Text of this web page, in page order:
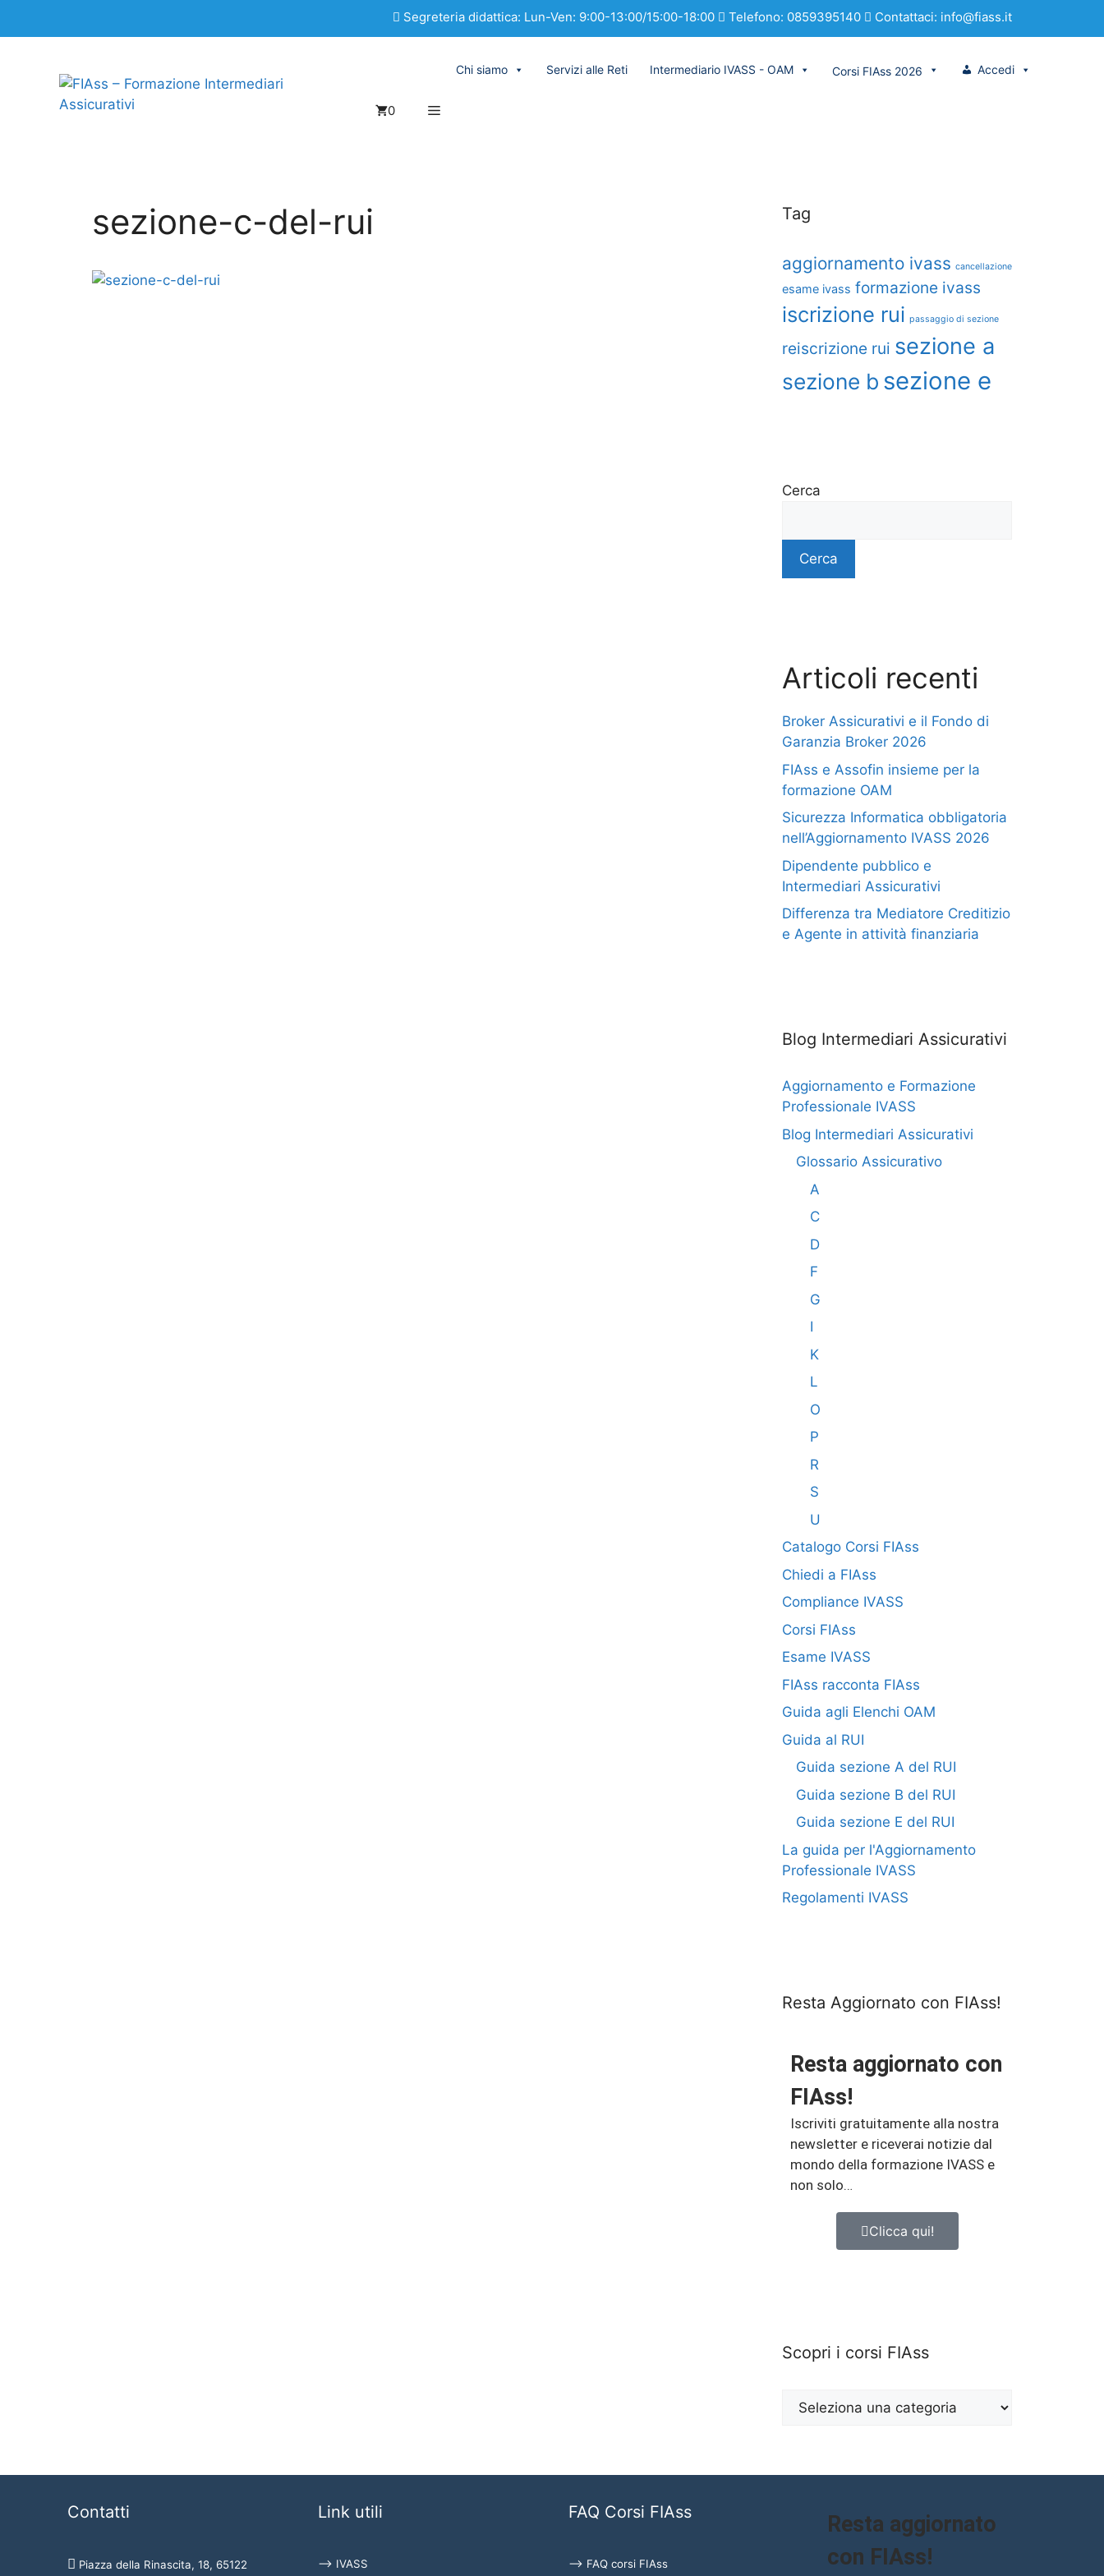
Segreteria didattica: Lun-Ven: 9:00-13:00/15:00-18:00 Telefono: 0859395140 Contattaci: info@fiass.it
Chi siamo Servizi alle Reti Intermediario IVASS - OAM Corsi FIAss 2026 Accedi
0
sezione-c-del-rui Tag
aggiornamento ivass cancellazione
esame ivass formazione ivass
iscrizione rui passaggio di sezione
reiscrizione rui sezione a
sezione b sezione e
Cerca
Cerca
Articoli recenti
Broker Assicurativi e il Fondo di
Garanzia Broker 2026
FIAss e Assofin insieme per la
formazione OAM
Sicurezza Informatica obbligatoria
nell’Aggiornamento IVASS 2026
Dipendente pubblico e
Intermediari Assicurativi
Differenza tra Mediatore Creditizio
e Agente in attività finanziaria
Blog Intermediari Assicurativi
Aggiornamento e Formazione
Professionale IVASS
Blog Intermediari Assicurativi
Glossario Assicurativo
A
C
D
F
G
I
K
L
O
P
R
S
U
Catalogo Corsi FIAss
Chiedi a FIAss
Compliance IVASS
Corsi FIAss
Esame IVASS
FIAss racconta FIAss
Guida agli Elenchi OAM
Guida al RUI
Guida sezione A del RUI
Guida sezione B del RUI
Guida sezione E del RUI
La guida per l'Aggiornamento
Professionale IVASS
Regolamenti IVASS
Resta Aggiornato con FIAss!
Resta aggiornato con
FIAss!
Iscriviti gratuitamente alla nostra
newsletter e riceverai notizie dal
mondo della formazione IVASS e
non solo…
Clicca qui!
Scopri i corsi FIAss
Contatti
Piazza della Rinascita, 18, 65122
Link utili
⟶ IVASS
FAQ Corsi FIAss
⟶ FAQ corsi FIAss
Resta aggiornato
con FIAss!